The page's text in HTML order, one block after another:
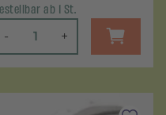
ab 1 St.
- +